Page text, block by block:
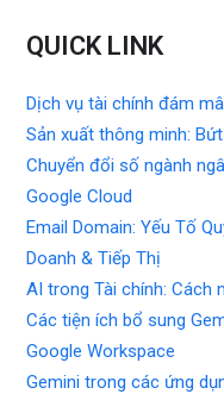
QUICK LINK
Dịch vụ tài chính đám
Sản xuất thông minh:
Chuyển đổi số ngành
Google Cloud
Email Domain: Yếu Tố
Doanh & Tiếp Thị
AI trong Tài chính: Cách
Các tiện ích bổ sung
Google Workspace
Gemini trong các ứng